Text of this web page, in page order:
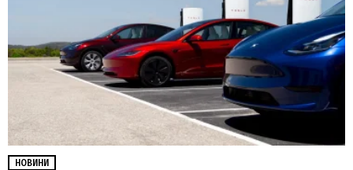
НОВИНИ